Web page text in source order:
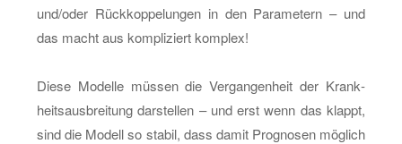
und/oder Rück­kop­pe­lun­gen in den Pa­ra­me­tern – und
das macht aus kom­pli­ziert kom­plex!
Diese Mo­del­le müs­sen die Ver­gan­gen­heit der Krank­
heits­aus­brei­tung dar­stel­len – und erst wenn das klappt,
sind die Mo­dell so sta­bil, dass damit Pro­gno­sen mög­lich